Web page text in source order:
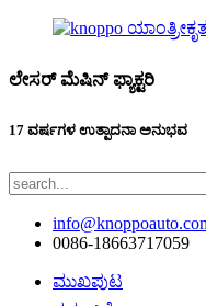
ಲೇಸರ್ ಮೆಷಿನ್ ಫ್ಯಾಕ್ಟರಿ
17 ವರ್ಷಗಳ ಉತ್ಪಾದನಾ ಅನುಭವ
0086-18663717059
ಮುಖಪುಟ